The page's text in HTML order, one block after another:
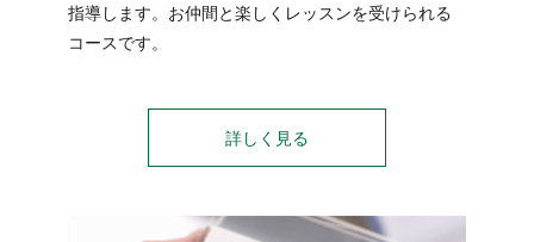
指導します。お仲間と楽しくレッスンを受けられる
コースです。
詳しく見る